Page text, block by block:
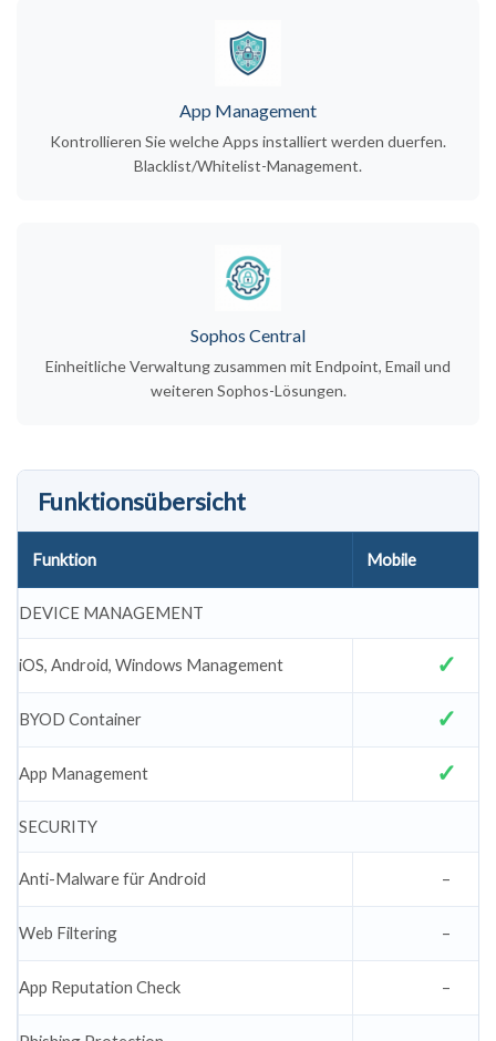
App Management
Kontrollieren Sie welche Apps installiert werden duerfen.
Blacklist/Whitelist-Management.
Sophos Central
Einheitliche Verwaltung zusammen mit Endpoint, Email und
weiteren Sophos-Lösungen.
Funktionsübersicht
Funktion Mobile
DEVICE MANAGEMENT
iOS, Android, Windows Management
BYOD Container
App Management
SECURITY
Anti-Malware für Android –
Web Filtering –
App Reputation Check –